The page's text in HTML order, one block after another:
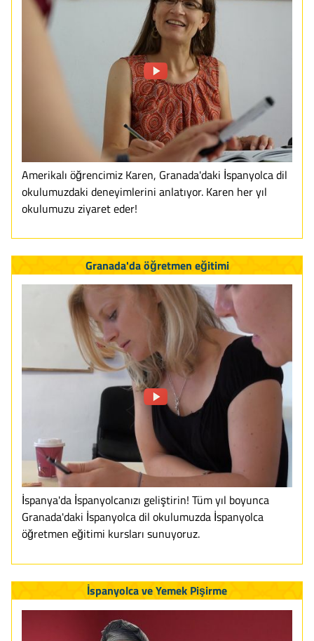
Amerikalı öğrencimiz Karen, Granada'daki İspanyolca dil
okulumuzdaki deneyimlerini anlatıyor. Karen her yıl
okulumuzu ziyaret eder!
Granada'da öğretmen eğitimi
İspanya'da İspanyolcanızı geliştirin! Tüm yıl boyunca
Granada'daki İspanyolca dil okulumuzda İspanyolca
öğretmen eğitimi kursları sunuyoruz.
İspanyolca ve Yemek Pişirme